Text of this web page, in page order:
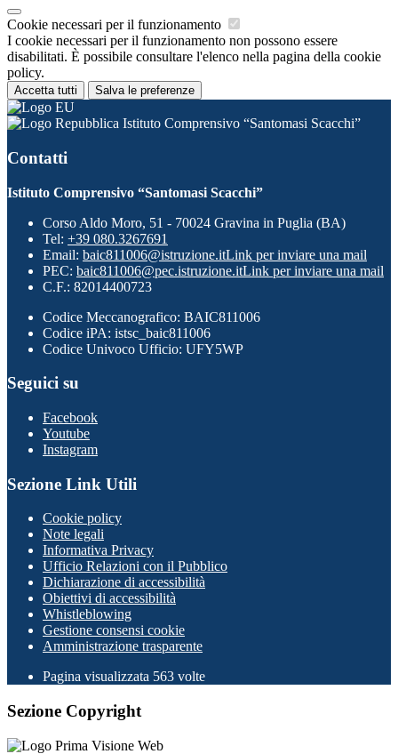
Cookie necessari per il funzionamento
I cookie necessari per il funzionamento non possono essere
disabilitati. È possibile consultare l'elenco nella pagina della cookie
policy.
Accetta tutti Salva le preferenze
Istituto Comprensivo “Santomasi Scacchi”
Contatti
Istituto Comprensivo “Santomasi Scacchi”
Corso Aldo Moro, 51 - 70024 Gravina in Puglia (BA)
Tel: +39 080.3267691
Email: baic811006@istruzione.itLink per inviare una mail
PEC: baic811006@pec.istruzione.itLink per inviare una mail
C.F.: 82014400723
Codice Meccanografico: BAIC811006
Codice iPA: istsc_baic811006
Codice Univoco Ufficio: UFY5WP
Seguici su
Facebook
Youtube
Instagram
Sezione Link Utili
Cookie policy
Note legali
Informativa Privacy
Ufficio Relazioni con il Pubblico
Dichiarazione di accessibilità
Obiettivi di accessibilità
Whistleblowing
Gestione consensi cookie
Amministrazione trasparente
Pagina visualizzata 563 volte
Sezione Copyright